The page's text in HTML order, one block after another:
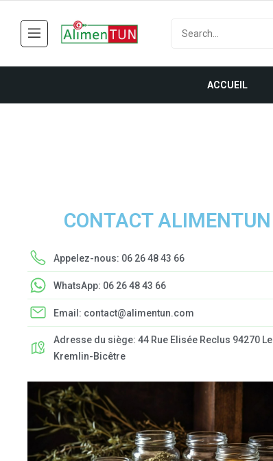
ACCUEIL
CONTACT ALIMENTUN
Appelez-nous: 06 26 48 43 66
WhatsApp: 06 26 48 43 66
Email: contact@alimentun.com
Adresse du siège: 44 Rue Elisée Reclus 94270 Le
Kremlin-Bicêtre